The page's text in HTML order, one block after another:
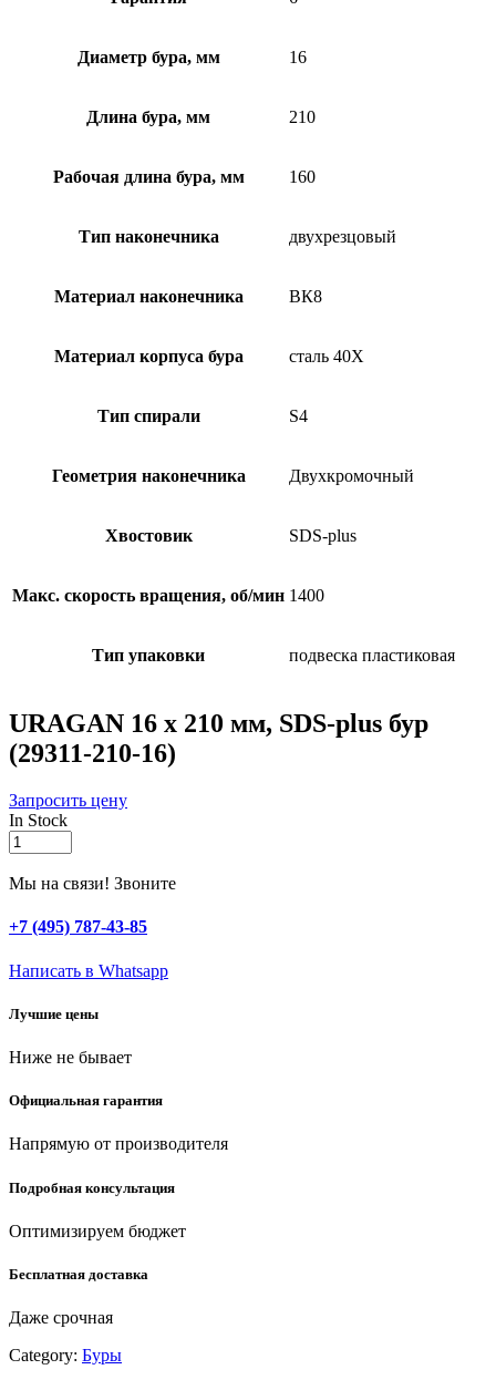
Диаметр бура, мм 16
Длина бура, мм 210
Рабочая длина бура, мм 160
Тип наконечника двухрезцовый
Материал наконечника ВК8
Материал корпуса бура сталь 40Х
Тип спирали S4
Геометрия наконечника Двухкромочный
Хвостовик SDS-plus
Макс. скорость вращения, об/мин 1400
Тип упаковки подвеска пластиковая
URAGAN 16 х 210 мм, SDS-plus бур
(29311-210-16)
Запросить цену
In Stock
URAGAN
16
х
мм,
SDS-
бур
210-
quantity
Мы на связи! Звоните
+7 (495) 787-43-85
Написать в Whatsapp
Лучшие цены
Ниже не бывает
Официальная гарантия
Напрямую от производителя
Подробная консультация
Оптимизируем бюджет
Бесплатная доставка
Даже срочная
Category: Буры